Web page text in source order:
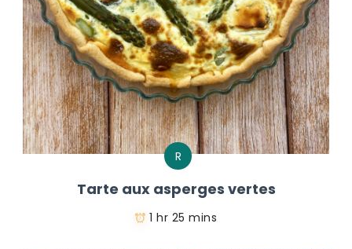
R
Tarte aux asperges vertes
1 hr 25 mins